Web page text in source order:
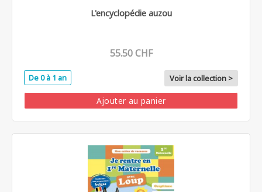
L'encyclopédie auzou
55.50 CHF
De 0 à 1 an Voir la collection >
Ajouter au panier